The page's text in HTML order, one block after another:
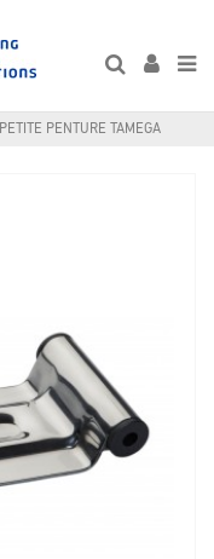
PETITE PENTURE TAMEGA